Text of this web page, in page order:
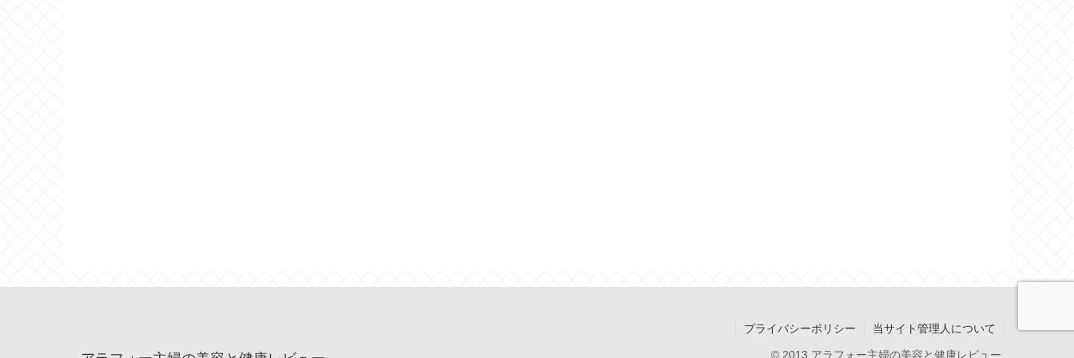
プライバシーポリシー 当サイト管理人について
© 2013 アラフォー主婦の美容と健康レビュー.